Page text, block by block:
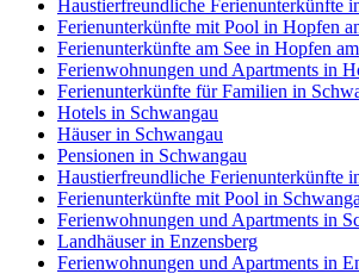
Haustierfreundliche Ferienunterkünfte
Ferienunterkünfte mit Pool in Hopfen
Ferienunterkünfte am See in Hopfen
Ferienwohnungen und Apartments in
Ferienunterkünfte für Familien in
Hotels in Schwangau
Häuser in Schwangau
Pensionen in Schwangau
Haustierfreundliche Ferienunterkünfte
Ferienunterkünfte mit Pool in
Ferienwohnungen und Apartments in
Landhäuser in Enzensberg
Ferienwohnungen und Apartments in